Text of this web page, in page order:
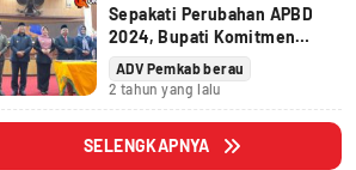
Sepakati Perubahan APBD
2024, Bupati Komitmen
Tindak Lanjuti Pandangan
Fraksi
ADV Pemkab berau
2 tahun yang lalu
SELENGKAPNYA